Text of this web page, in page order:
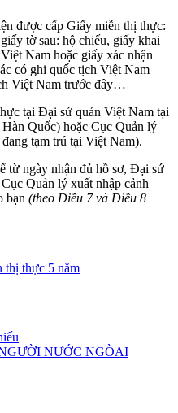
được cấp Giấy miễn thị thực:
tờ sau: hộ chiếu, giấy khai
Nam hoặc giấy xác nhận
có ghi quốc tịch Việt Nam
Việt Nam trước đây…
tại Đại sứ quán Việt Nam tại
Quốc) hoặc Cục Quản lý
tạm trú tại Việt Nam).
từ ngày nhận đủ hồ sơ, Đại sứ
Quản lý xuất nhập cảnh
bạn (theo Điều 7 và Điều 8
thị thực 5 năm
NƯỚC NGÒAI